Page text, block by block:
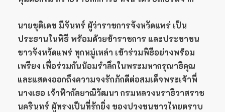
นายชุติเดช มีจันทร์ ผู้ว่าราชการจังหวัดแพร่ เป็น
ประธานในพิธี พร้อมด้วยข้าราชการ และประชาชน
ชาวจังหวัดแพร่ ทุกหมู่เหล่า เข้าร่วมพิธีอย่างพร้อม
เพรียง เพื่อร่วมกันน้อมรำลึกในพระมหากรุณาธิคุณ
และแสดงออกถึงความจงรักภักดีต่อสมเด็จพระเจ้าพี่
นางเธอ เจ้าฟ้ากัลยาณิวัฒนา กรมหลวงนราธิวาสราช
นครินทร์ ผู้ทรงเป็นที่รักยิ่ง ของปวงชนชาวไทยตราบ